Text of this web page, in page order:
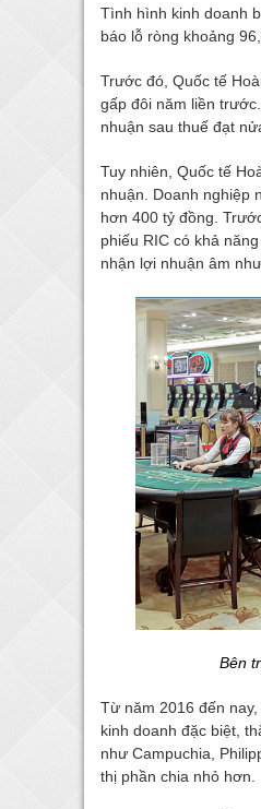
Tình hình kinh doanh
báo lỗ ròng khoảng
Trước đó, Quốc tế
gấp đôi năm liền
nhuận sau thuế đạt
Tuy nhiên, Quốc tế
nhuận. Doanh nghiệp
hơn 400 tỷ đồng.
phiếu RIC có khả
nhận lợi nhuận âm
Bên
Từ năm 2016 đến
kinh doanh đặc biệt,
như Campuchia,
thị phần chia nhỏ hơn.